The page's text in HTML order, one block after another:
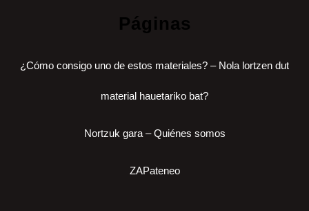
Páginas
¿Cómo consigo uno de estos materiales? – Nola lortzen dut
material hauetariko bat?
Nortzuk gara – Quiénes somos
ZAPateneo